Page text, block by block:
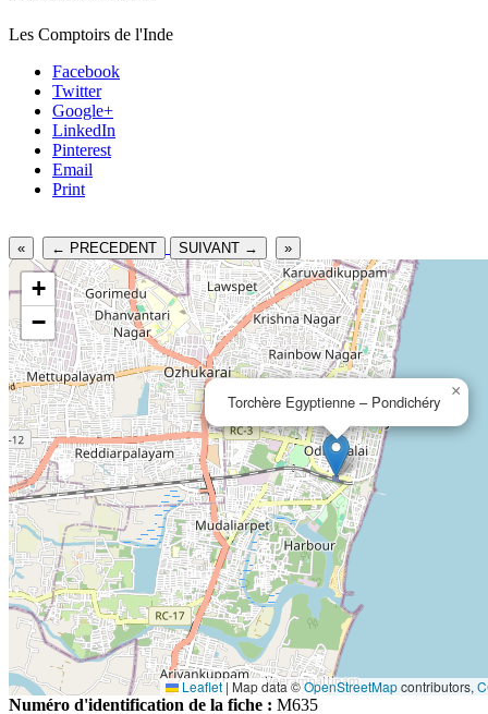
Les Comptoirs de l'Inde
Facebook
Twitter
Google+
LinkedIn
Pinterest
Email
Print
« ← PRECEDENT SUIVANT → »
Torchère Egyptienne – Pondichéry
×
+
−
Leaflet | Map data ©OpenStreetMapcontributors,
Numéro d'identification de la fiche : M635